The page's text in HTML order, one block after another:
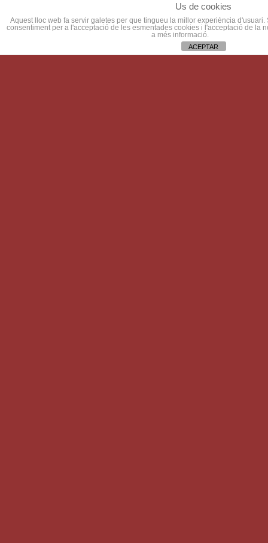
Us de cookies
Aquest lloc web fa servir galetes per que tingueu la millor experiència
consentiment per a l'acceptació de les esmentades cookies i l'acceptació de la
a més informació.
ACEPTAR